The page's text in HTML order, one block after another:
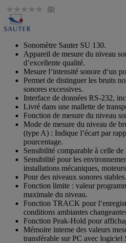
(0)
Sonomètre Sauter SU 130.
Appareil de mesure du niveau
d’excellente qualité.
Mesure l‘intensité sonore d‘un
Permet de distinguer les bruits
sonores excessives.
Interface de données RS-232,
Livré dans une mallette de
Fonction de mesure du niveau
Mode de mesure du niveau de
(type A) : Indique l‘écart par
pourcentage.
Sensibilité comparable à celle
Sensibilité pour les
installations mécaniques,
Pour des niveaux sonores stables.
Fonction limite : valeur
maximale du niveau.
Fonction TRACK pour
conditions ambiantes
Fonction Peak-Hold pour
Mémoire interne des valeurs
transférable sur PC avec